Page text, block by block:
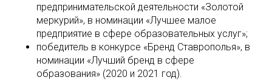
предпринимательской деятельности «Золотой
меркурий», в номинации «Лучшее малое
предприятие в сфере образовательных услуг»;
победитель в конкурсе «Бренд Ставрополья», в
номинации «Лучший бренд в сфере
образования» (2020 и 2021 год).